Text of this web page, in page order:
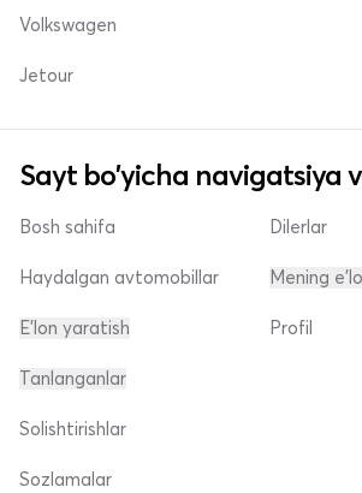
Volkswagen
Jetour
Sayt bo'yicha navigatsiya
Bosh sahifa
Haydalgan avtomobillar
E'lon yaratish
Dilerlar
Mening
Profil
Tanlanganlar
Solishtirishlar
Sozlamalar